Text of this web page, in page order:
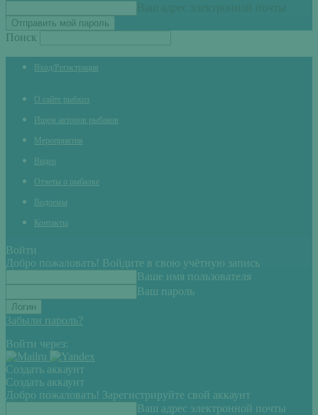
Ваш адрес электронной почты
Поиск
Вход/Регистрация
О сайте рыбхоз
Ищем авторов рыбаков
Мероприятия
Видео
Отчеты о рыбалке
Водоемы
Контакты
Войти
Добро пожаловать! Войдите в свою учётную запись
Ваше имя пользователя
Ваш пароль
Забыли пароль?
Войти через:
Создать аккаунт
Создать аккаунт
Добро пожаловать! Зарегистрируйте свой аккаунт
Ваш адрес электронной почты